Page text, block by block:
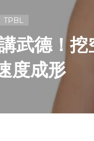
TPBL
武德！
度成形